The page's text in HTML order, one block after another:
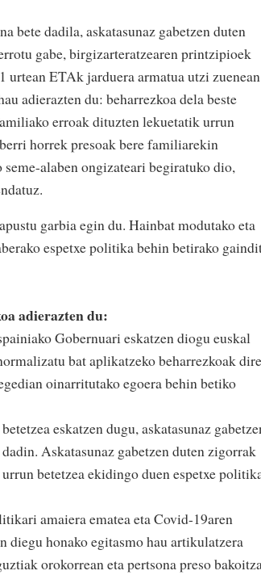
bete dadila, askatasunaz gabetzen duten
gabe, birgizarteratzearen printzipioek
urtean ETAk jarduera armatua utzi zuenean
adierazten du: beharrezkoa dela beste
erroak dituzten lekuetatik urrun
horrek presoak bere familiarekin
alaben ongizateari begiratuko dio,
garbia egin du. Hainbat modutako eta
espetxe politika behin betirako
adierazten du:
Gobernuari eskatzen diogu euskal
bat aplikatzeko beharrezkoak
oinarritutako egoera behin betiko
eskatzen dugu, askatasunaz
Askatasunaz gabetzen duten zigorrak
betetzea ekidingo duen espetxe
amaiera ematea eta Covid-19aren
diegu honako egitasmo hau artikulatzera
orokorrean eta pertsona preso